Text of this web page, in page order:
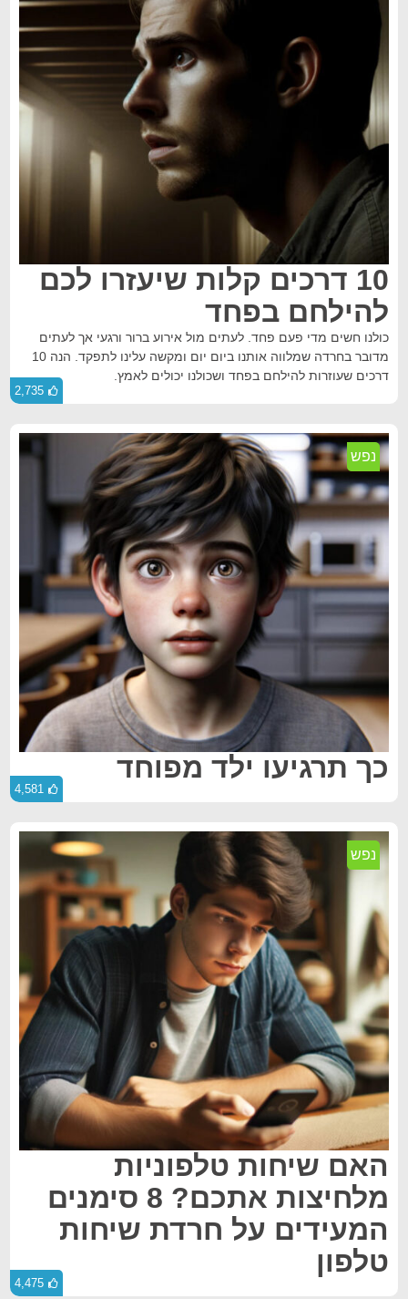
10 דרכים קלות שיעזרו לכם
להילחם בפחד
כולנו חשים מדי פעם פחד. לעתים מול אירוע ברור ורגעי אך לעתים
מדובר בחרדה שמלווה אותנו ביום יום ומקשה עלינו לתפקד. הנה 10
דרכים שעוזרות להילחם בפחד ושכולנו יכולים לאמץ.
2,735
נפש
כך תרגיעו ילד מפוחד
4,581
נפש
האם שיחות טלפוניות
מלחיצות אתכם? 8 סימנים
המעידים על חרדת שיחות
טלפון
4,475